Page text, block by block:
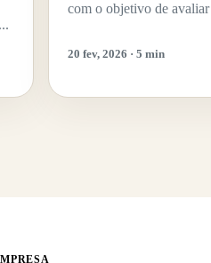
com o objetivo de
20 fev, 2026 · 5 min